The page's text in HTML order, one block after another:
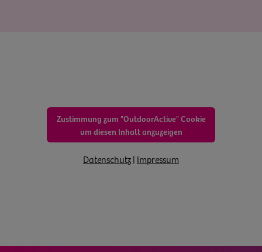
Zustimmung zum "OutdoorActive" Cookie
um diesen Inhalt anzuzeigen
Datenschutz| Impressum